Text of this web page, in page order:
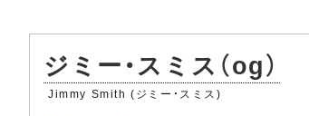
ジミー・スミス（og）
Jimmy Smith (ジミー・スミス)